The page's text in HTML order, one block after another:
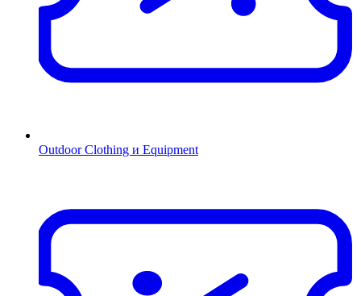
Outdoor Clothing и Equipment